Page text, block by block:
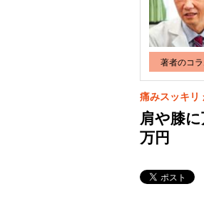
著者のコ
痛みスッキリ
肩や膝
万円